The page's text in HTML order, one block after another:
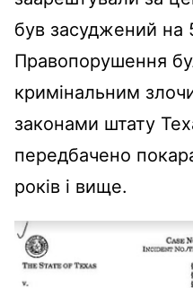
був засуджений на
Правопорушення
кримінальним
законами штату
передбачено
років і вище.